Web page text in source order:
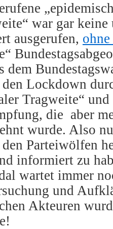
war gar
ausgerufen,
dem
Lockdown
Tragweite“
die aber
wurde. Also
Parteiwölfen
informiert zu
wartet immer
und
Akteuren